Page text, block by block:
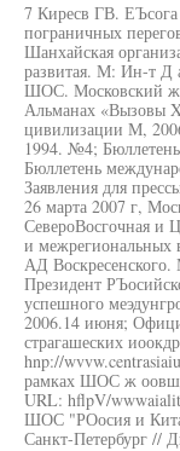
7 Киресв ГВ.
пограничных
Шанхайская
развитая. М: Ин-т Д
ШОС. Московский
Альманах «Вызовы
цивилизации М,
1994. №4;
Бюллетень
Заявления для
26 марта 2007 г,
СевероВосгочная и
и межрегиональных
АД
Президент
успешного
2006.14 июня;
страгашеских
hnp://
рамках ШОС ж
URL: hflpV/
ШОС "РОосия и
Санкт-Петербург //